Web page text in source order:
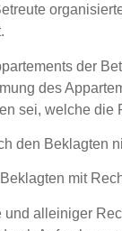
der
des
sei, welche
den Beklagten
mit
und alleiniger